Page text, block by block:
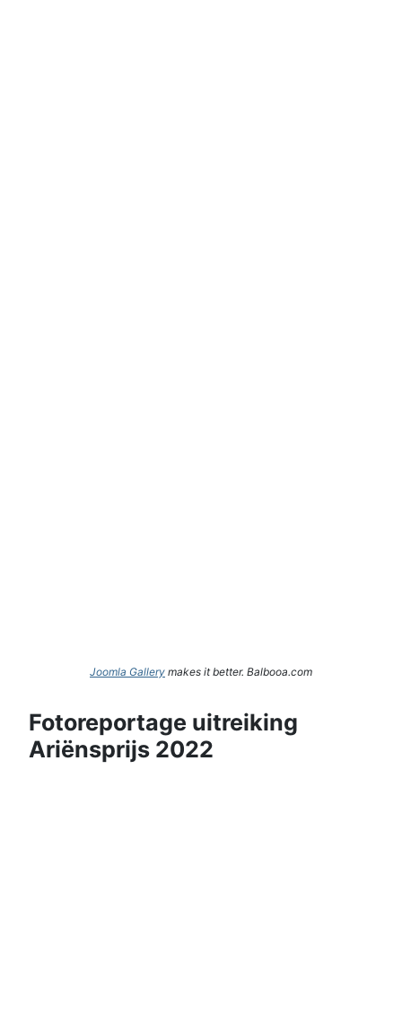
Joomla Gallery makes it better. Balbooa.com
Fotoreportage uitreiking
Ariënsprijs 2022